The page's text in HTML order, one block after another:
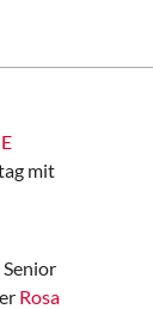
mit
Rosa